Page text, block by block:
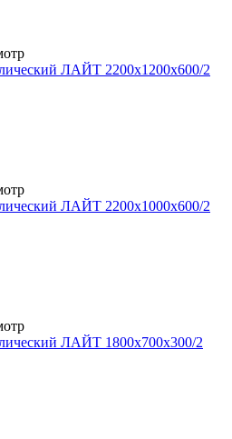
ЛАЙТ 2200x1200x600/2
ЛАЙТ 2200x1000x600/2
ЛАЙТ 1800x700x300/2